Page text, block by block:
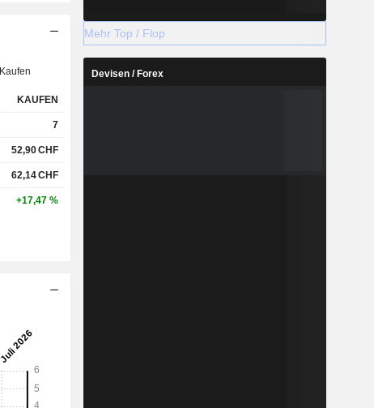
Kaufen
KAUFEN
7
52,90CHF
62,14CHF
+17,47 %
Mehr Top / Flop
Devisen / Forex